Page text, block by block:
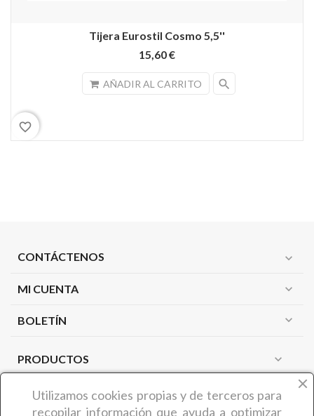
Tijera Eurostil Cosmo 5,5''
15,60 €
AÑADIR AL CARRITO search
favorite_border
CONTÁCTENOS expand_more
MI CUENTA expand_more
BOLETÍN expand_more
PRODUCTOS expand_more
NUESTRA EMPRESA expand_more
Utilizamos cookies propias y de terceros para
recopilar información que ayuda a optimizar